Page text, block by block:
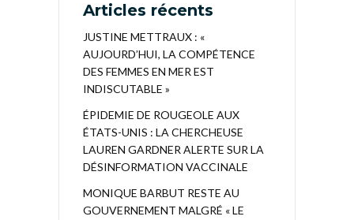
Articles récents
JUSTINE METTRAUX : «
AUJOURD’HUI, LA COMPÉTENCE
DES FEMMES EN MER EST
INDISCUTABLE »
ÉPIDEMIE DE ROUGEOLE AUX
ÉTATS-UNIS : LA CHERCHEUSE
LAUREN GARDNER ALERTE SUR LA
DÉSINFORMATION VACCINALE
MONIQUE BARBUT RESTE AU
GOUVERNEMENT MALGRÉ « LE